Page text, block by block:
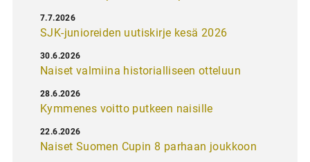
SJK-junioreiden uutiskirje kesä 2026
7.7.2026
Naiset valmiina historialliseen otteluun
30.6.2026
Kymmenes voitto putkeen naisille
28.6.2026
Naiset Suomen Cupin 8 parhaan joukkoon
22.6.2026